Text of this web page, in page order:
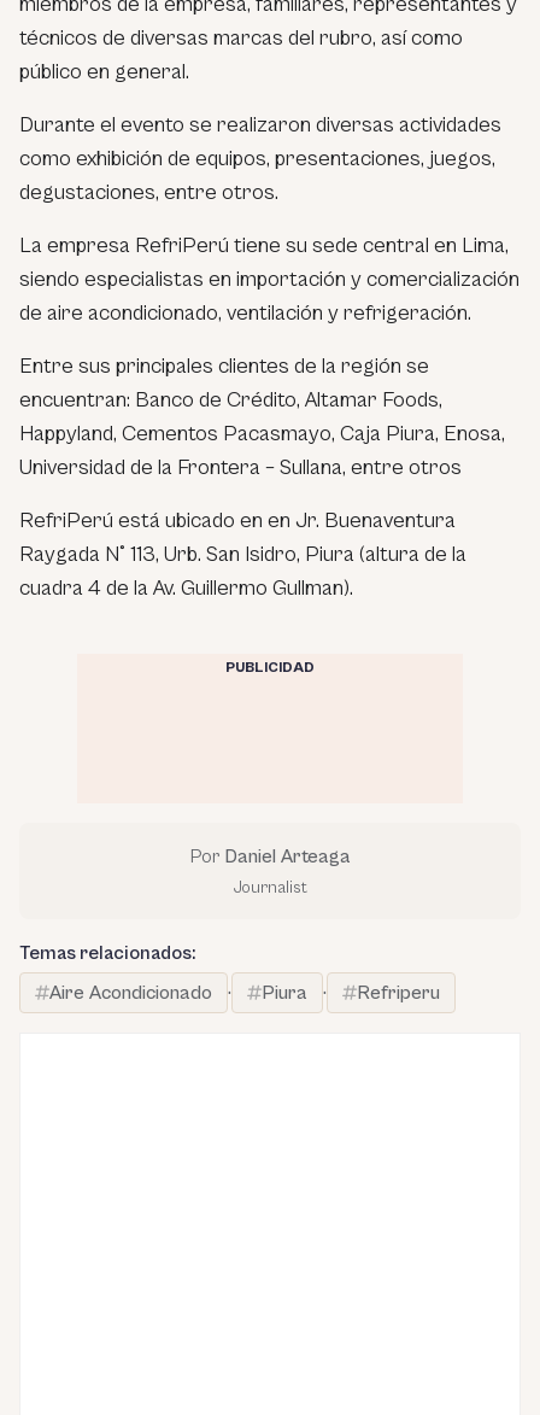
técnicos de diversas marcas del rubro, así como
público en general.
Durante el evento se realizaron diversas actividades
como exhibición de equipos, presentaciones, juegos,
degustaciones, entre otros.
La empresa RefriPerú tiene su sede central en Lima,
siendo especialistas en importación y comercialización
de aire acondicionado, ventilación y refrigeración.
Entre sus principales clientes de la región se
encuentran: Banco de Crédito, Altamar Foods,
Happyland, Cementos Pacasmayo, Caja Piura, Enosa,
Universidad de la Frontera – Sullana, entre otros
RefriPerú está ubicado en en Jr. Buenaventura
Raygada N° 113, Urb. San Isidro, Piura (altura de la
cuadra 4 de la Av. Guillermo Gullman).
PUBLICIDAD
Por Daniel Arteaga
Journalist
Temas relacionados:
Aire Acondicionado
· Piura · Refriperu